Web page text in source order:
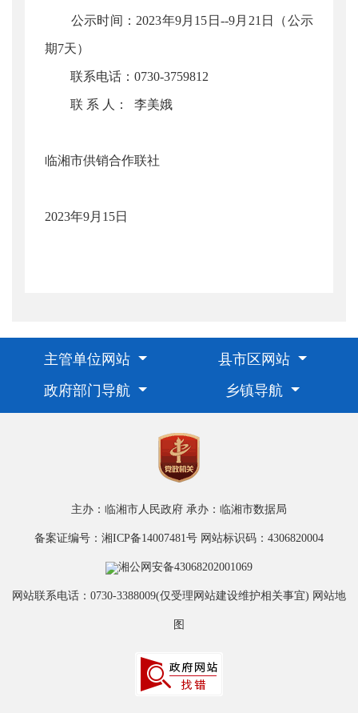
公示时间：2023年9月15日--9月21日（公示
期7天）
联系电话：0730-3759812
联 系 人： 李美娥
临湘市供销合作联社
2023年9月15日
主管单位网站
县市区网站
政府部门导航
乡镇导航
主办：临湘市人民政府 承办：临湘市数据局
备案证编号：湘ICP备14007481号 网站标识码：4306820004
湘公网安备43068202001069
网站联系电话：0730-3388009(仅受理网站建设维护相关事宜) 网站地
图